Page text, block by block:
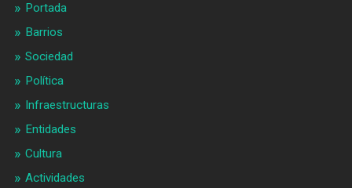
Portada
Barrios
Sociedad
Política
Infraestructuras
Entidades
Cultura
Actividades